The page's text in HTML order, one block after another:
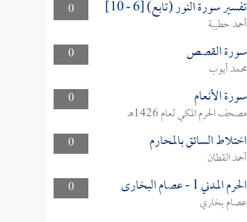
0
تفسير سورة النور (تابع) [6 - 10]
أحمد حطيبة
0
سورة القصص
محمد أيوب
0
سورة الأنعام
مصحف الحرم المكي لعام 1426هـ
0
اختلاط السائق بالمحارم
أحمد القطان
0
الحرم المدني 1 - عصام البخارى
عصام بخاري